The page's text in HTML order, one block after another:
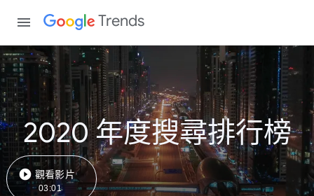
Trends
2020 年度搜尋排行榜
觀看影片
03:01